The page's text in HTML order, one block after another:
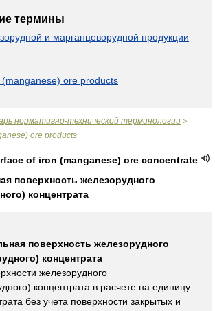
термины
и марганцеворудной продукции
ore products
нормативно-технической терминологии >
ore products
of iron (manganese) ore concentrate
поверхность железорудного
концентрата
поверхность железорудного
концентрата
железорудного
концентрата в расчете на единицу
без учета поверхности закрытых и